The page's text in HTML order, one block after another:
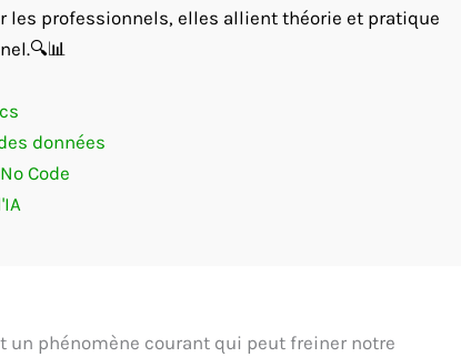
les professionnels, elles allient théorie et pratique
données
Code
un phénomène courant qui peut freiner notre